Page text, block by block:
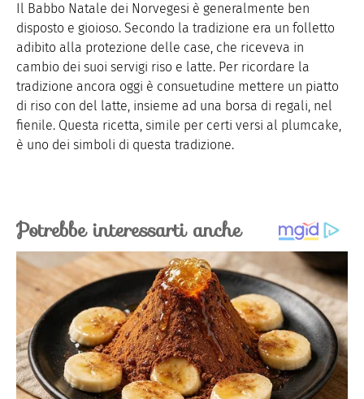
Il Babbo Natale dei Norvegesi è generalmente ben
disposto e gioioso. Secondo la tradizione era un folletto
adibito alla protezione delle case, che riceveva in
cambio dei suoi servigi riso e latte. Per ricordare la
tradizione ancora oggi è consuetudine mettere un piatto
di riso con del latte, insieme ad una borsa di regali, nel
fienile. Questa ricetta, simile per certi versi al plumcake,
è uno dei simboli di questa tradizione.